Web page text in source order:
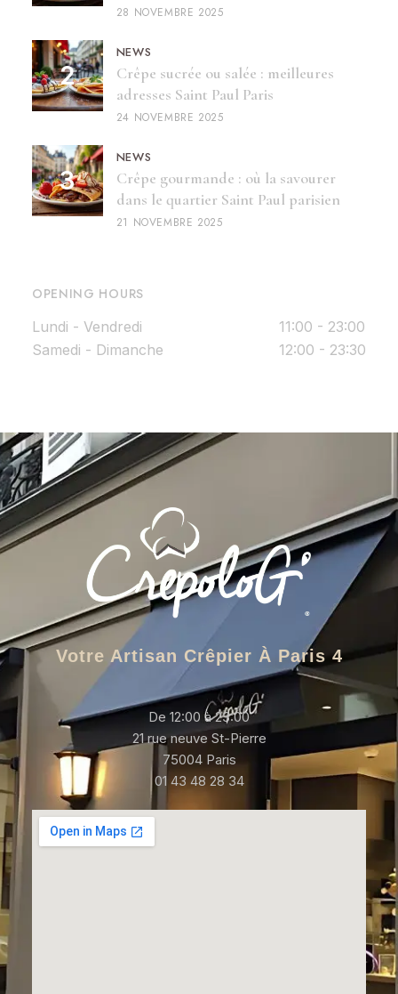
28 NOVEMBRE 2025
NEWS
Crêpe sucrée ou salée : meilleures
adresses Saint Paul Paris
24 NOVEMBRE 2025
NEWS
Crêpe gourmande : où la savourer
dans le quartier Saint Paul parisien
21 NOVEMBRE 2025
OPENING HOURS
Lundi - Vendredi
11:00 - 23:00
Samedi - Dimanche
12:00 - 23:30
Votre Artisan Crêpier À Paris 4
De 12:00 à 23:00
21 rue neuve St-Pierre
75004 Paris
01 43 48 28 34